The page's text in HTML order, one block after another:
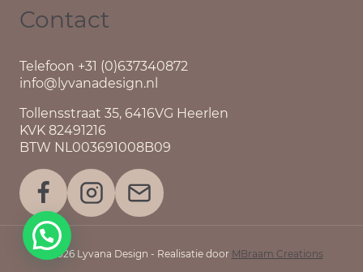
Contact
Telefoon +31 (0)637340872
info@lyvanadesign.nl
Tollensstraat 35, 6416VG Heerlen
KVK 82491216
BTW NL003691008B09
© 2026 Lyvana Design - Realisatie door MBraam Creations